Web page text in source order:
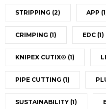
STRIPPING (2) APP
CRIMPING (1) EDC (1)
KNIPEX CUTIX® (1)
PIPE CUTTING (1)
SUSTAINABILITY (1)